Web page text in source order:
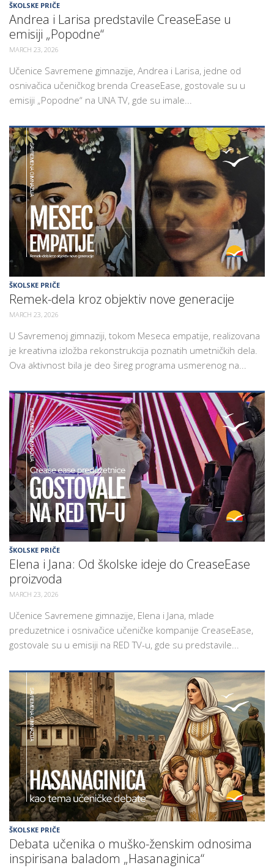
ŠKOLSKE PRIČE
Andrea i Larisa predstavile CreaseEase u
emisiji „Popodne“
MARCH 23, 2026
Učenice Savremene gimnazije, Andrea i Larisa, jedne od
osnivačica učeničkog brenda CreaseEase, gostovale su u
emisiji „Popodne“ na UNA TV, gde su imale...
ŠKOLSKE PRIČE
Remek-dela kroz objektiv nove generacije
MARCH 23, 2026
U Savremenoj gimnaziji, tokom Meseca empatije, realizovana
je kreativna izložba rekonstrukcija poznatih umetničkih dela.
Ova aktivnost bila je deo šireg programa usmerenog na...
ŠKOLSKE PRIČE
Elena i Jana: Od školske ideje do CreaseEase
proizvoda
MARCH 23, 2026
Učenice Savremene gimnazije, Elena i Jana, mlade
preduzetnice i osnivačice učeničke kompanije CreaseEase,
gostovale su u emisiji na RED TV-u, gde su predstavile...
ŠKOLSKE PRIČE
Debata učenika o muško-ženskim odnosima
inspirisana baladom „Hasanaginica“